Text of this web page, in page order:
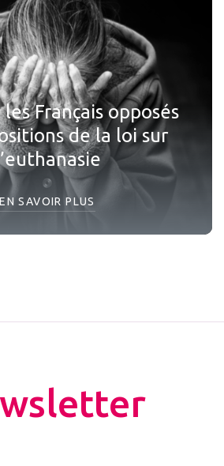
Français opposés
de la loi sur
EN SAVOIR PLUS